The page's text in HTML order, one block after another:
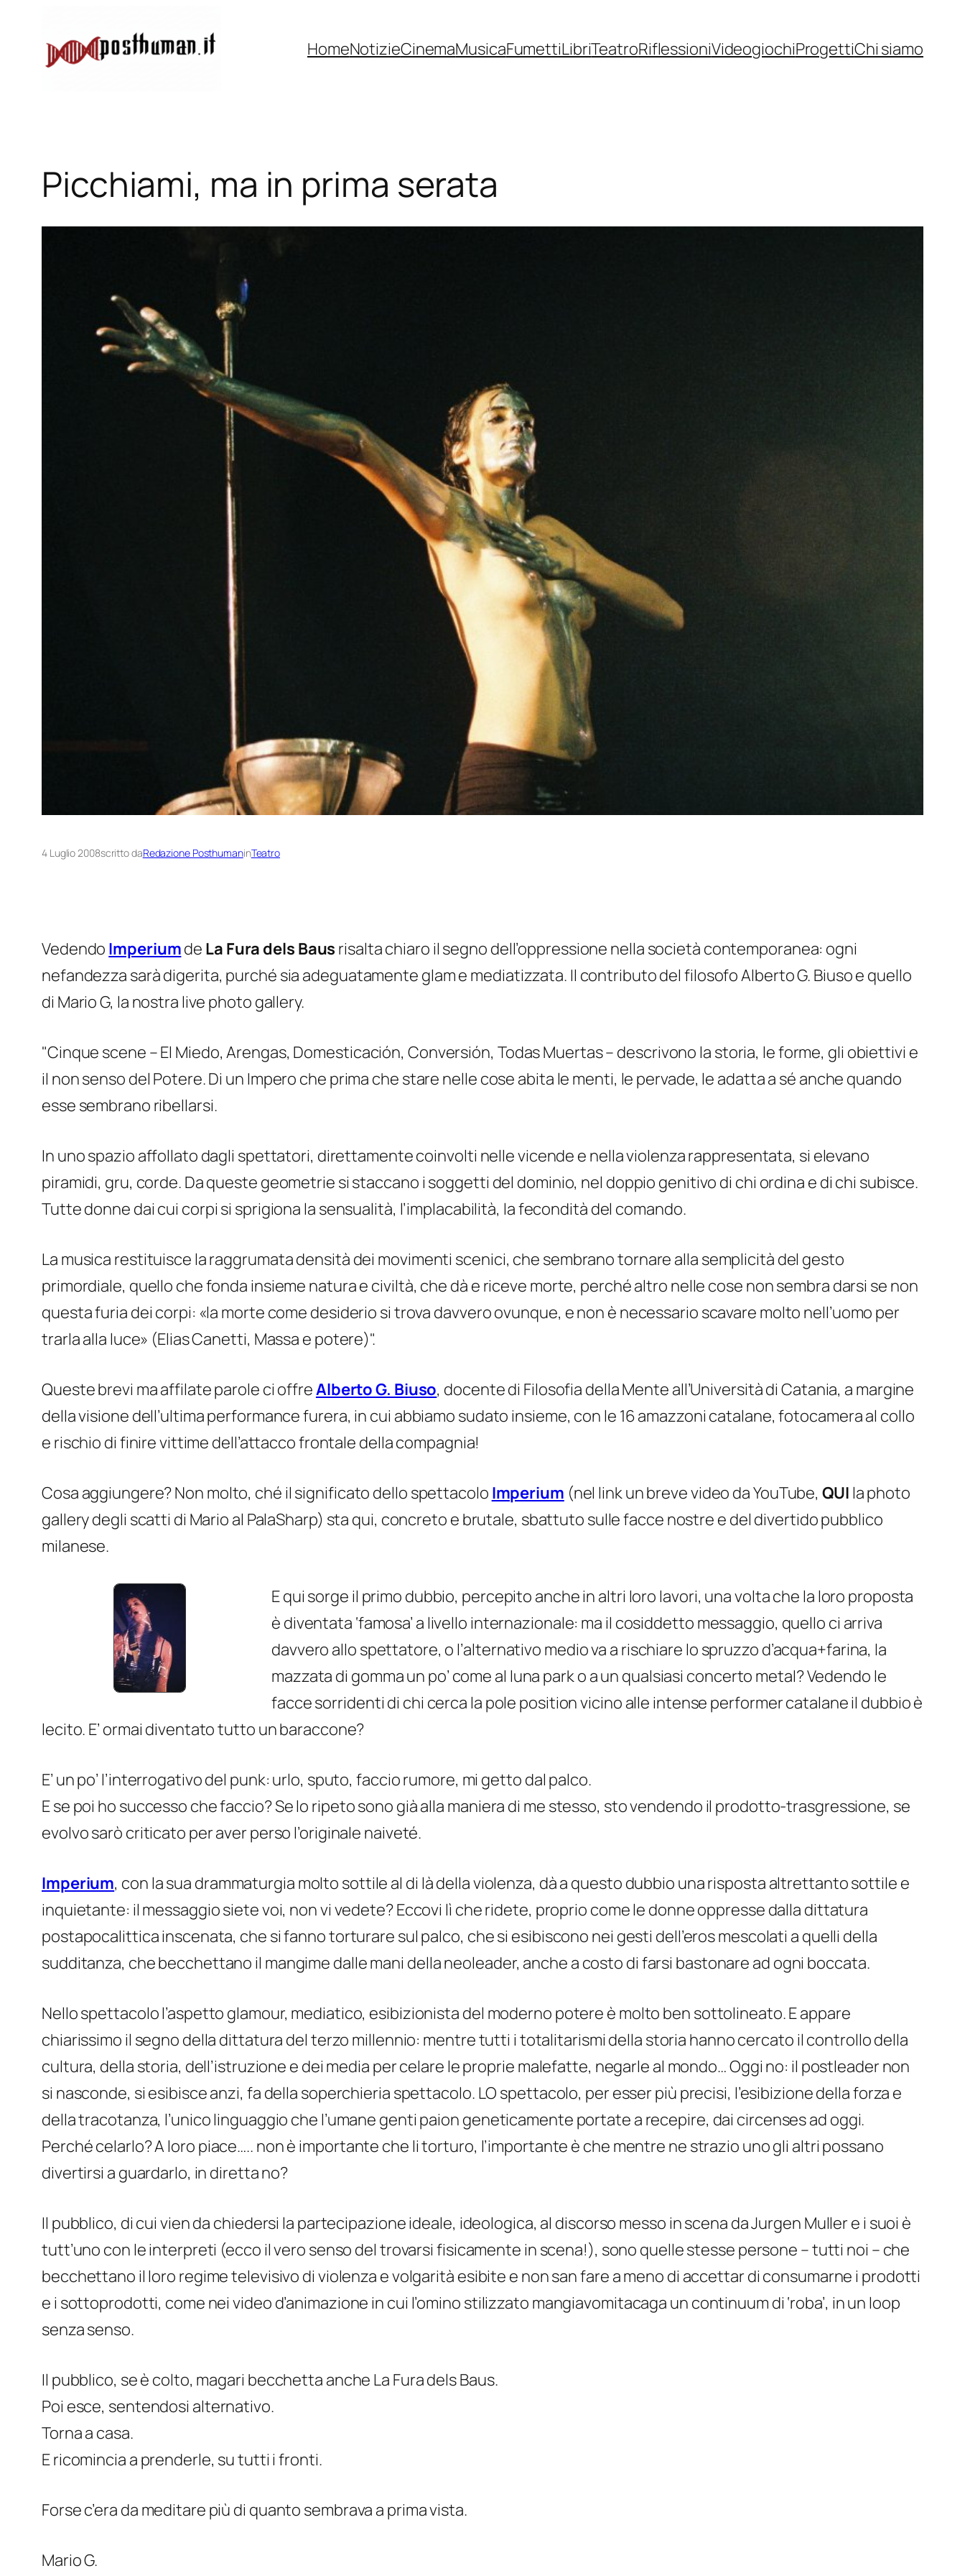
contenuto
HomeNotizieCinemaMusicaFumettiLibriTeatroRiflessioniVideogiochiProgettiChi siamo
Picchiami, ma in prima serata
4 Luglio 2008scritto daRedazione PosthumaninTeatro
Vedendo Imperiumde La Fura dels Baus risalta chiaro il segno dell’oppressione nella società contemporanea: ogni
nefandezza sarà digerita, purché sia adeguatamente glam e mediatizzata. Il contributo del filosofo Alberto G. Biuso e quello
di Mario G, la nostra live photo gallery.
"Cinque scene – El Miedo, Arengas, Domesticación, Conversión, Todas Muertas – descrivono la storia, le forme, gli obiettivi e
il non senso del Potere. Di un Impero che prima che stare nelle cose abita le menti, le pervade, le adatta a sé anche quando
esse sembrano ribellarsi.
In uno spazio affollato dagli spettatori, direttamente coinvolti nelle vicende e nella violenza rappresentata, si elevano
piramidi, gru, corde. Da queste geometrie si staccano i soggetti del dominio, nel doppio genitivo di chi ordina e di chi subisce.
Tutte donne dai cui corpi si sprigiona la sensualità, l’implacabilità, la fecondità del comando.
La musica restituisce la raggrumata densità dei movimenti scenici, che sembrano tornare alla semplicità del gesto
primordiale, quello che fonda insieme natura e civiltà, che dà e riceve morte, perché altro nelle cose non sembra darsi se non
questa furia dei corpi: «la morte come desiderio si trova davvero ovunque, e non è necessario scavare molto nell’uomo per
trarla alla luce» (Elias Canetti, Massa e potere)".
Queste brevi ma affilate parole ci offreAlberto G. Biuso, docente di Filosofia della Mente all’Università di Catania, a margine
della visione dell’ultima performancefurera, in cui abbiamo sudato insieme, con le 16 amazzoni catalane, fotocamera al collo
e rischio di finire vittime dell’attacco frontale della compagnia!
Cosa aggiungere? Non molto, ché il significato dello spettacolo Imperium (nel link un breve video da YouTube,QUI la photo
gallery degli scatti di Mario al PalaSharp) sta qui, concreto e brutale, sbattuto sulle facce nostre e del divertidopubblico
milanese.
E qui sorge il primo dubbio, percepito anche in altri loro lavori, una volta che la loro proposta
è diventata ‘famosa’ a livello internazionale: ma il cosiddetto messaggio, quello ci arriva
davvero allo spettatore, o l’alternativo medio va a rischiare lo spruzzo d’acqua+farina, la
mazzata di gomma un po’ come al luna park o a un qualsiasi concerto metal? Vedendo le
facce sorridenti di chi cerca la pole position vicino alle intense performer catalane il dubbio è
lecito. E’ ormai diventato tutto un baraccone?
E’ un po’ l’interrogativo del punk: urlo, sputo, faccio rumore, mi getto dal palco.
E se poi ho successo che faccio? Se lo ripeto sono già alla maniera di me stesso, sto vendendo il prodotto-trasgressione, se
evolvo sarò criticato per aver perso l’originale naiveté.
Imperium, con la sua drammaturgia molto sottile al di là della violenza, dà a questo dubbio una risposta altrettanto sottile e
inquietante: il messaggio siete voi, non vi vedete? Eccovi lì che ridete, proprio come le donne oppresse dalla dittatura
postapocalittica inscenata, che si fanno torturare sul palco, che si esibiscono nei gesti dell’eros mescolati a quelli della
sudditanza, che becchettano il mangime dalle mani della neoleader, anche a costo di farsi bastonare ad ogni boccata.
Nello spettacolo l’aspetto glamour, mediatico, esibizionista del moderno potere è molto ben sottolineato. E appare
chiarissimo il segno della dittatura del terzo millennio: mentre tutti i totalitarismi della storia hanno cercato il controllo della
cultura, della storia, dell’istruzione e dei media per celare le proprie malefatte, negarle al mondo… Oggi no: il postleader non
si nasconde, si esibisce anzi, fa della soperchieria spettacolo. LO spettacolo, per esser più precisi, l’esibizione della forza e
della tracotanza, l’unico linguaggio che l’umane genti paion geneticamente portate a recepire, dai circenses ad oggi.
Perché celarlo? A loro piace….. non è importante che li torturo, l’importante è che mentre ne strazio uno gli altri possano
divertirsi a guardarlo, in diretta no?
Il pubblico, di cui vien da chiedersi la partecipazione ideale, ideologica, al discorso messo in scena da Jurgen Muller e i suoi è
tutt’uno con le interpreti (ecco il vero senso del trovarsi fisicamente in scena!), sono quelle stesse persone – tutti noi – che
becchettano il loro regime televisivo di violenza e volgarità esibite e non san fare a meno di accettar di consumarne i prodotti
e i sottoprodotti, come nei video d’animazione in cui l’omino stilizzato mangiavomitacaga un continuum di ‘roba’, in un loop
senza senso.
Il pubblico, se è colto, magari becchetta anche La Fura dels Baus.
Poi esce, sentendosi alternativo.
Torna a casa.
E ricomincia a prenderle, su tutti i fronti.
Forse c’era da meditare più di quanto sembrava a prima vista.
Mario G.